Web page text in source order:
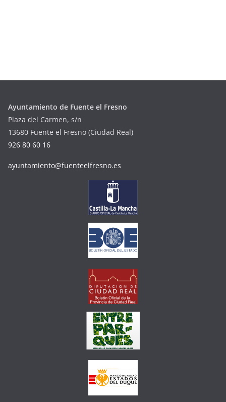
Ayuntamiento de Fuente el Fresno
Plaza del Carmen, s/n
13680 Fuente el Fresno (Ciudad Real)
926 80 60 16
ayuntamiento@fuenteelfresno.es